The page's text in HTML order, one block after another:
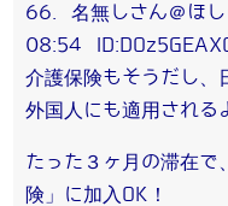
66. 名無しさん＠ほ
08:54
介護保険もそうだし、
外国人にも適用される
たった３ヶ月の滞在で
険」に加入OK！